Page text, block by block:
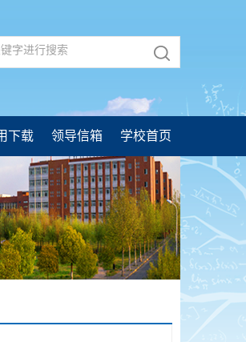
下载 领导信箱 学校首页